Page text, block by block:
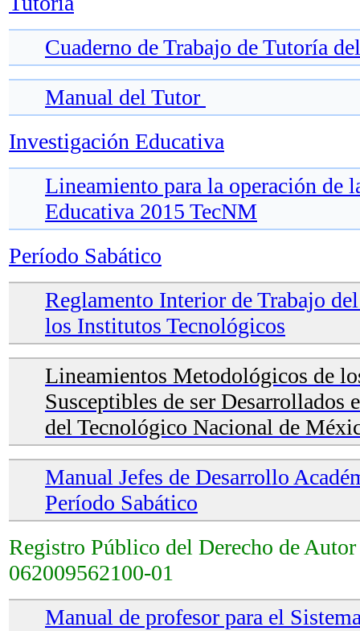
Cuaderno de Trabajo de Tutoría
Manual del Tutor
Investigación Educativa
Lineamiento para la operación de
Educativa 2015 TecNM
Período Sabático
Reglamento Interior de Trabajo
los Institutos Tecnológicos
Lineamientos Metodológicos de
Susceptibles de ser Desarrollados
del Tecnológico Nacional de
Manual Jefes de Desarrollo
Período Sabático
Registro Público del Derecho de
062009562100-01
Manual de profesor para el